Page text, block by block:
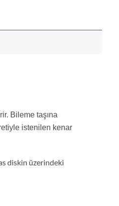
Bileme taşına
istenilen kenar
diskin üzerindeki